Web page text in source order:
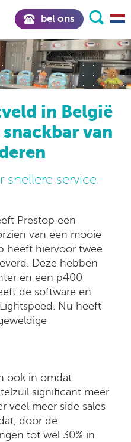
bel ons
in België
van
snellere service
Prestop een
van een mooie
heeft hiervoor twee
Deze hebben
en een p400
de software en
Nu heeft
ook in omdat
significant meer
veel meer side sales
door de
tot wel 30% in